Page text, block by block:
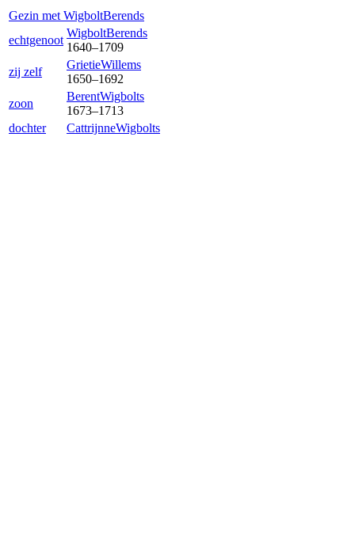
Gezin met WigboltBerends
echtgenoot
WigboltBerends
1640–1709
zij zelf
GrietieWillems
1650–1692
zoon
BerentWigbolts
1673–1713
dochter
CattrijnneWigbolts